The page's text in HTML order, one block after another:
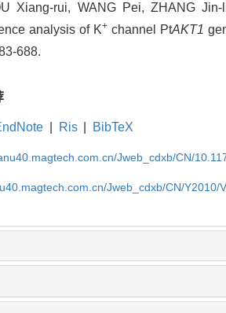
Xiang-rui, WANG Pei, ZHANG
analysis of K+channel PtAKT1
688.
Ris BibTeX
Jweb_cdxb/CN/
Jweb_cdxb/CN/Y2010/